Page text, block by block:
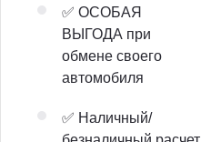
✅ ОСОБАЯ
ВЫГОДА при
обмене своего
автомобиля
✅ Наличный/